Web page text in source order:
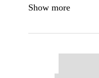
Show more